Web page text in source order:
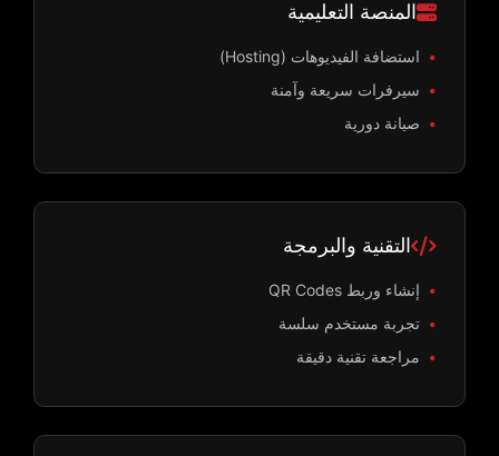
المنصة التعليمية
استضافة الفيديوهات (Hosting)
سيرفرات سريعة وآمنة
صيانة دورية
التقنية والبرمجة
إنشاء وربط QR Codes
تجربة مستخدم سلسة
مراجعة تقنية دقيقة